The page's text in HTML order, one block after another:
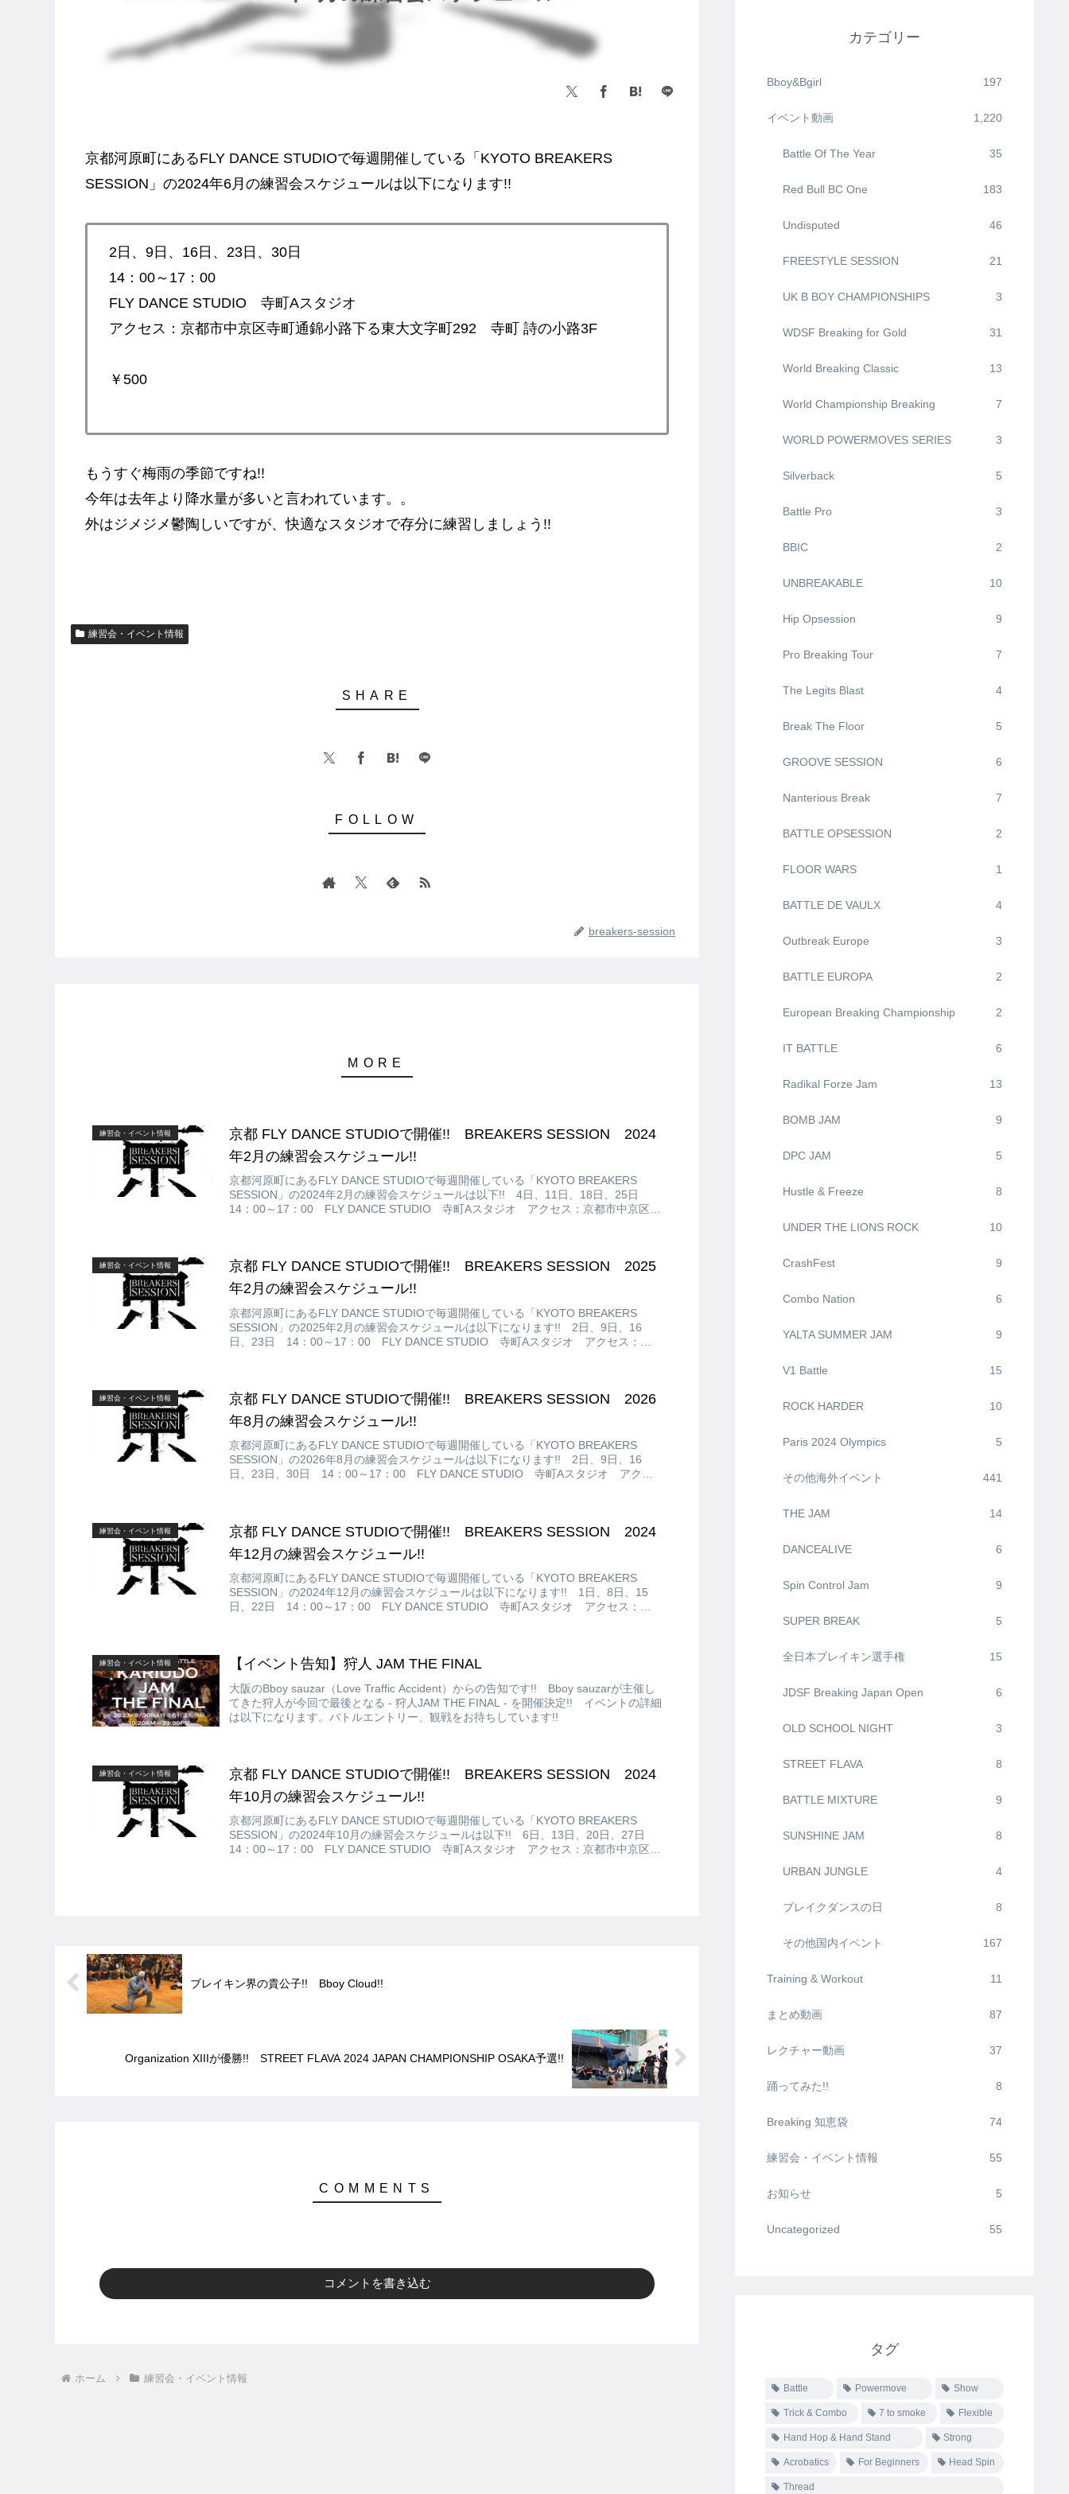
京都河原町にあるFLY DANCE STUDIOで毎週開催している「KYOTO BREAKERS
SESSION」の2024年6月の練習会スケジュールは以下になります!!
2日、9日、16日、23日、30日
14：00～17：00
FLY DANCE STUDIO 寺町Aスタジオ
アクセス：京都市中京区寺町通錦小路下る東大文字町292 寺町 詩の小路3F
￥500
もうすぐ梅雨の季節ですね!!
今年は去年より降水量が多いと言われています。。
外はジメジメ鬱陶しいですが、快適なスタジオで存分に練習しましょう!!
練習会・イベント情報
breakers-session
練習会・イベント情報
京都 FLY DANCE STUDIOで開催!! BREAKERS SESSION 2024
年2月の練習会スケジュール!!
京都河原町にあるFLY DANCE STUDIOで毎週開催している「KYOTO BREAKERS
SESSION」の2024年2月の練習会スケジュールは以下!! 4日、11日、18日、25日
14：00～17：00 FLY DANCE STUDIO 寺町Aスタジオ アクセス：京都市中京区寺
練習会・イベント情報
京都 FLY DANCE STUDIOで開催!! BREAKERS SESSION 2025
年2月の練習会スケジュール!!
京都河原町にあるFLY DANCE STUDIOで毎週開催している「KYOTO BREAKERS
SESSION」の2025年2月の練習会スケジュールは以下になります!! 2日、9日、16
日、23日 14：00～17：00 FLY DANCE STUDIO 寺町Aスタジオ アクセス：京
練習会・イベント情報
京都 FLY DANCE STUDIOで開催!! BREAKERS SESSION 2026
年8月の練習会スケジュール!!
京都河原町にあるFLY DANCE STUDIOで毎週開催している「KYOTO BREAKERS
SESSION」の2026年8月の練習会スケジュールは以下になります!! 2日、9日、16
日、23日、30日 14：00～17：00 FLY DANCE STUDIO 寺町Aスタジオ アクセ
練習会・イベント情報
京都 FLY DANCE STUDIOで開催!! BREAKERS SESSION 2024
年12月の練習会スケジュール!!
京都河原町にあるFLY DANCE STUDIOで毎週開催している「KYOTO BREAKERS
SESSION」の2024年12月の練習会スケジュールは以下になります!! 1日、8日、15
日、22日 14：00～17：00 FLY DANCE STUDIO 寺町Aスタジオ アクセス：京
練習会・イベント情報 【イベント告知】狩人 JAM THE FINAL
大阪のBboy sauzar（Love Traffic Accident）からの告知です!! Bboy sauzarが主催し
てきた狩人が今回で最後となる - 狩人JAM THE FINAL - を開催決定!! イベントの詳細
は以下になります。バトルエントリー、観戦をお待ちしています!!
練習会・イベント情報
京都 FLY DANCE STUDIOで開催!! BREAKERS SESSION 2024
年10月の練習会スケジュール!!
京都河原町にあるFLY DANCE STUDIOで毎週開催している「KYOTO BREAKERS
SESSION」の2024年10月の練習会スケジュールは以下!! 6日、13日、20日、27日
14：00～17：00 FLY DANCE STUDIO 寺町Aスタジオ アクセス：京都市中京区寺
ブレイキン界の貴公子!! Bboy Cloud!!
Organization XIIIが優勝!! STREET FLAVA 2024 JAPAN CHAMPIONSHIP OSAKA予選!!
コメントを書き込む
ホーム 練習会・イベント情報
カテゴリー
Bboy&Bgirl 197
イベント動画 1,220
Battle Of The Year 35
Red Bull BC One 183
Undisputed 46
FREESTYLE SESSION 21
UK B BOY CHAMPIONSHIPS 3
WDSF Breaking for Gold 31
World Breaking Classic 13
World Championship Breaking 7
WORLD POWERMOVES SERIES 3
Silverback 5
Battle Pro 3
BBIC 2
UNBREAKABLE 10
Hip Opsession 9
Pro Breaking Tour 7
The Legits Blast 4
Break The Floor 5
GROOVE SESSION 6
Nanterious Break 7
BATTLE OPSESSION 2
FLOOR WARS 1
BATTLE DE VAULX 4
Outbreak Europe 3
BATTLE EUROPA 2
European Breaking Championship 2
IT BATTLE 6
Radikal Forze Jam 13
BOMB JAM 9
DPC JAM 5
Hustle & Freeze 8
UNDER THE LIONS ROCK 10
CrashFest 9
Combo Nation 6
YALTA SUMMER JAM 9
V1 Battle 15
ROCK HARDER 10
Paris 2024 Olympics 5
その他海外イベント 441
THE JAM 14
DANCEALIVE 6
Spin Control Jam 9
SUPER BREAK 5
全日本ブレイキン選手権 15
JDSF Breaking Japan Open 6
OLD SCHOOL NIGHT 3
STREET FLAVA 8
BATTLE MIXTURE 9
SUNSHINE JAM 8
URBAN JUNGLE 4
ブレイクダンスの日 8
その他国内イベント 167
Training & Workout 11
まとめ動画 87
レクチャー動画 37
踊ってみた!! 8
Breaking 知恵袋 74
練習会・イベント情報 55
お知らせ 5
Uncategorized 55
タグ
Battle Powermove Show
Trick & Combo 7 to smoke Flexible
Hand Hop & Hand Stand Strong
Acrobatics For Beginners Head Spin
Thread